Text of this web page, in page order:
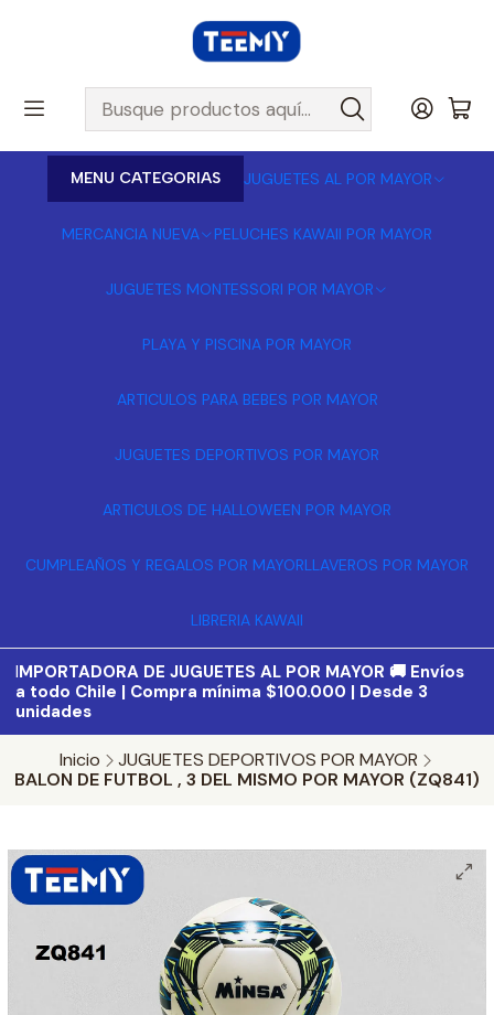
MENU CATEGORIAS JUGUETES AL POR MAYOR
MERCANCIA NUEVA PELUCHES KAWAII POR MAYOR
JUGUETES MONTESSORI POR MAYOR
PLAYA Y PISCINA POR MAYOR
ARTICULOS PARA BEBES POR MAYOR
JUGUETES DEPORTIVOS POR MAYOR
ARTICULOS DE HALLOWEEN POR MAYOR
CUMPLEAÑOS Y REGALOS POR MAYORLLAVEROS POR MAYOR
LIBRERIA KAWAII
IMPORTADORA DE JUGUETES AL POR MAYOR 🚚 Envíos
a todo Chile | Compra mínima $100.000 | Desde 3
unidades
Inicio
JUGUETES DEPORTIVOS POR MAYOR
BALON DE FUTBOL , 3 DEL MISMO POR MAYOR (ZQ841)